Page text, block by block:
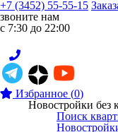
+7 (3452) 55-55-15
звоните нам
с 7:30 до 22:00
Избранное (0)
Новостройки без
Поиск